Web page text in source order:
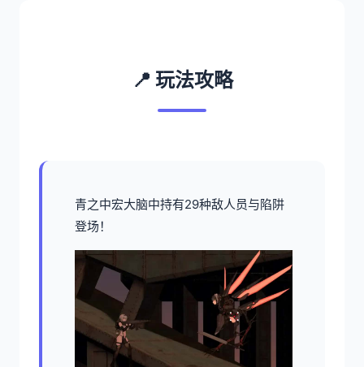
📍 玩法攻略
青之中宏大脑中持有29种敌人员与陷阱
登场！